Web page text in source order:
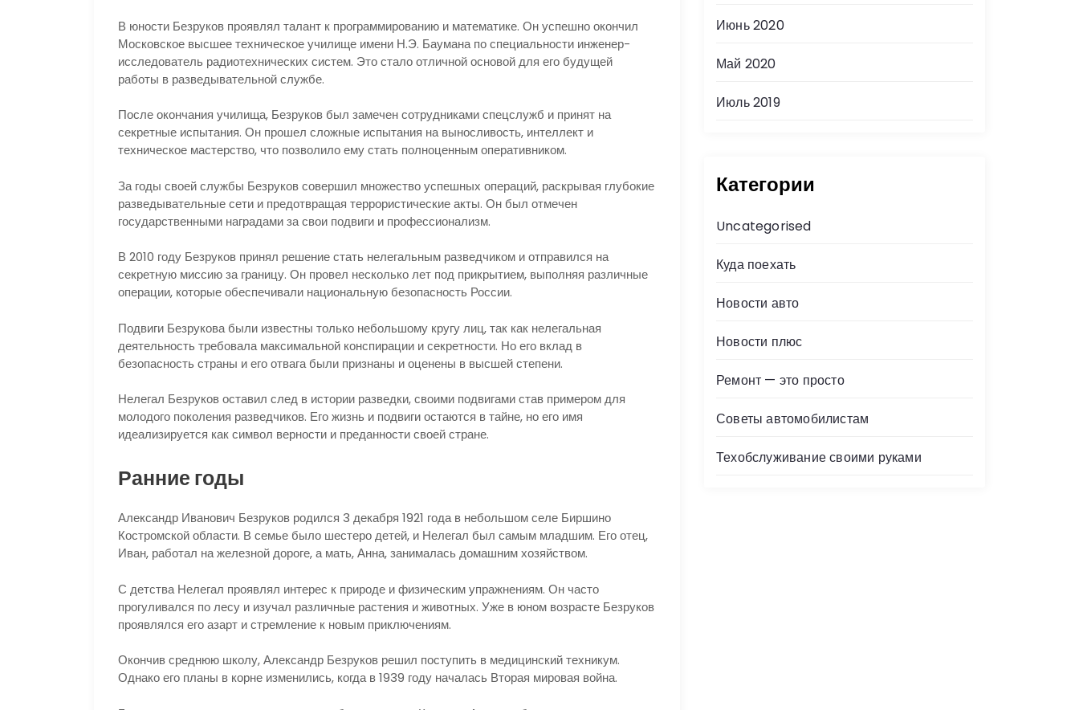
В юности Безруков проявлял талант к программированию и математике. Он успешно окончил
Московское высшее техническое училище имени Н.Э. Баумана по специальности инженер-
исследователь радиотехнических систем. Это стало отличной основой для его будущей
работы в разведывательной службе.
После окончания училища, Безруков был замечен сотрудниками спецслужб и принят на
секретные испытания. Он прошел сложные испытания на выносливость, интеллект и
техническое мастерство, что позволило ему стать полноценным оперативником.
За годы своей службы Безруков совершил множество успешных операций, раскрывая глубокие
разведывательные сети и предотвращая террористические акты. Он был отмечен
государственными наградами за свои подвиги и профессионализм.
В 2010 году Безруков принял решение стать нелегальным разведчиком и отправился на
секретную миссию за границу. Он провел несколько лет под прикрытием, выполняя различные
операции, которые обеспечивали национальную безопасность России.
Подвиги Безрукова были известны только небольшому кругу лиц, так как нелегальная
деятельность требовала максимальной конспирации и секретности. Но его вклад в
безопасность страны и его отвага были признаны и оценены в высшей степени.
Нелегал Безруков оставил след в истории разведки, своими подвигами став примером для
молодого поколения разведчиков. Его жизнь и подвиги остаются в тайне, но его имя
идеализируется как символ верности и преданности своей стране.
Ранние годы
Александр Иванович Безруков родился 3 декабря 1921 года в небольшом селе Биршино
Костромской области. В семье было шестеро детей, и Нелегал был самым младшим. Его отец,
Иван, работал на железной дороге, а мать, Анна, занималась домашним хозяйством.
С детства Нелегал проявлял интерес к природе и физическим упражнениям. Он часто
прогуливался по лесу и изучал различные растения и животных. Уже в юном возрасте Безруков
проявлялся его азарт и стремление к новым приключениям.
Окончив среднюю школу, Александр Безруков решил поступить в медицинский техникум.
Однако его планы в корне изменились, когда в 1939 году началась Вторая мировая война.
Июнь 2020
Май 2020
Июль 2019
Категории
Uncategorised
Куда поехать
Новости авто
Новости плюс
Ремонт — это просто
Советы автомобилистам
Техобслуживание своими руками